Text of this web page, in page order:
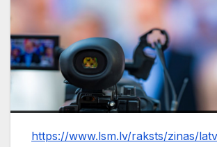
https://www.lsm.lv/raksts/zinas/